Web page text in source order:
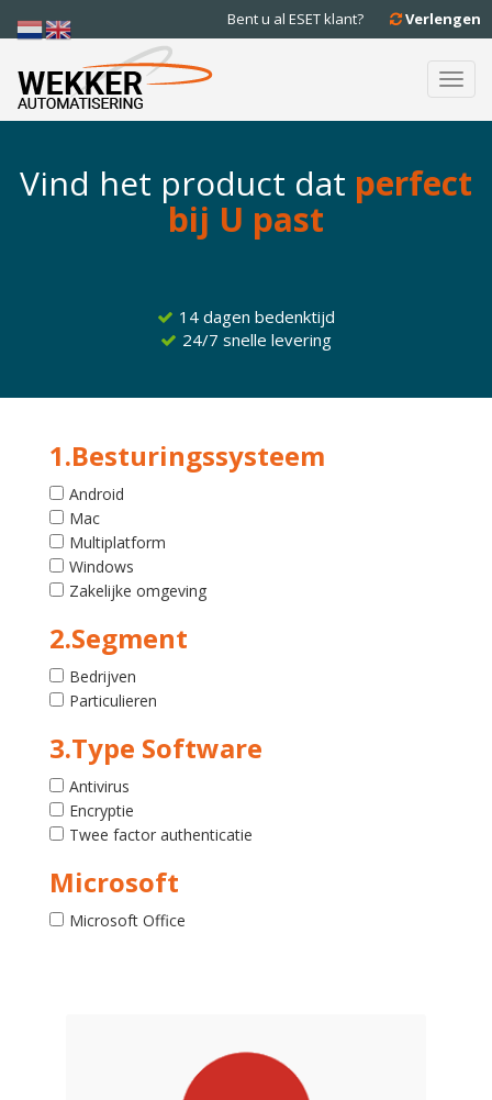
Bent u al ESET klant? Verlengen
Vind het product dat perfect
bij U past
14 dagen bedenktijd
24/7 snelle levering
1.Besturingssysteem
Android
Mac
Multiplatform
Windows
Zakelijke omgeving
2.Segment
Bedrijven
Particulieren
3.Type Software
Antivirus
Encryptie
Twee factor authenticatie
Microsoft
Microsoft Office